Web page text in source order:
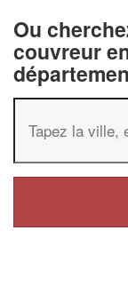
Ou
couvreur